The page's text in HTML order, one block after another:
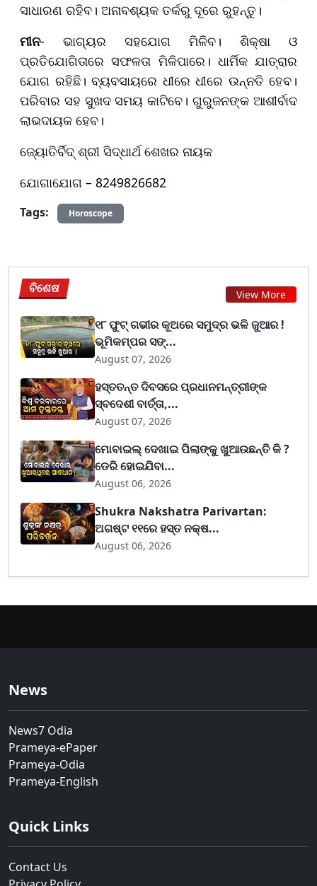
ସାଧାରଣ ରହିବ। ଅନାବଶ୍ୟକ ତର୍କରୁ ଦୂରେ ରୁହନ୍ତୁ।
ମୀନ- ଭାଗ୍ୟର ସହଯୋଗ ମିଳିବ। ଶିକ୍ଷା ଓ
ପ୍ରତିଯୋଗିତାରେ ସଫଳତା ମିଳିପାରେ। ଧାର୍ମିକ ଯାତ୍ରାର
ଯୋଗ ରହିଛି। ବ୍ୟବସାୟରେ ଧୀରେ ଧୀରେ ଉନ୍ନତି ହେବ।
ପରିବାର ସହ ସୁଖଦ ସମୟ କାଟିବେ। ଗୁରୁଜନଙ୍କ ଆଶୀର୍ବାଦ
ଲାଭଦାୟକ ହେବ।
ଜ୍ୟୋତିର୍ବିଦ୍ ଶ୍ରୀ ସିଦ୍ଧାର୍ଥ ଶେଖର ନାୟକ
ଯୋଗାଯୋଗ – 8249826682
Tags: Horoscope
ବିଶେଷ View More
୧୮ ଫୁଟ୍ ଗଭୀର କୂଅରେ ସମୁଦ୍ର ଭଳି ଜୁଆର !
ଭୂମିକମ୍ପର ସଙ୍...
August 07, 2026
ହସ୍ତତନ୍ତ ଦିବସରେ ପ୍ରଧାନମନ୍ତ୍ରୀଙ୍କ
ସ୍ବଦେଶୀ ବାର୍ତ୍ତା,...
August 07, 2026
ମୋବାଇଲ୍ ଦେଖାଇ ପିଲାଙ୍କୁ ଖୁଆଉଛନ୍ତି କି ?
ଡେରି ହୋଇଯିବା...
August 06, 2026
Shukra Nakshatra Parivartan:
ଅଗଷ୍ଟ ୧୧ରେ ହସ୍ତ ନକ୍ଷ...
August 06, 2026
News
News7 Odia
Prameya-ePaper
Prameya-Odia
Prameya-English
Quick Links
Contact Us